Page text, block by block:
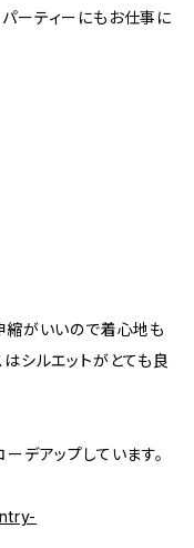
ーティーにもお仕事に
縮がいいので着心地も
はシルエットがとても良
デアップしています。